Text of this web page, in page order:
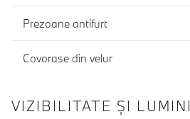
Prezoane antifurt
Covorase din velur
VIZIBILITATE ȘI LUMINI